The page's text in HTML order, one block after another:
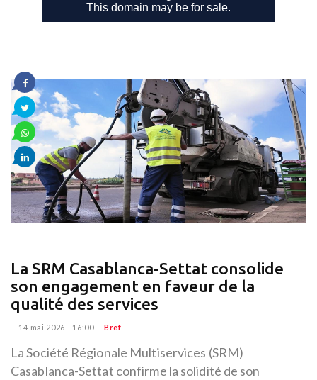
La SRM Casablanca-Settat consolide
son engagement en faveur de la
qualité des services
-- 14 mai 2026 - 16:00-- Bref
La Société Régionale Multiservices (SRM)
Casablanca-Settat confirme la solidité de son